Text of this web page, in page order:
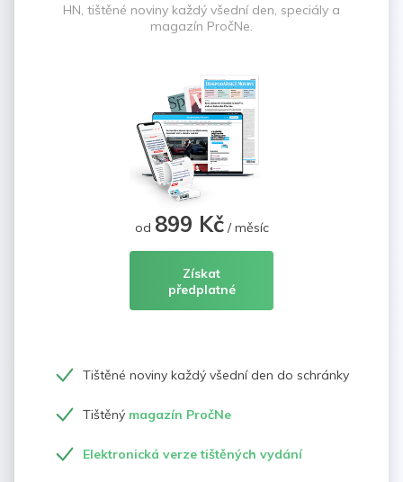
HN, tištěné noviny každý všední den, speciály a
magazín PročNe.
od 899 Kč/ měsíc
Získat
předplatné
Tištěné noviny každý všední den do schránky
Tištěný magazín PročNe
Elektronická verze tištěných vydání